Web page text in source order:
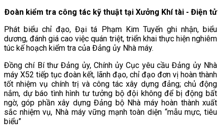
Đoàn kiểm tra công tác kỹ thuật tại Xưởng Khí tài - Điện tử
Phát biểu chỉ đạo, Đại tá Phạm Kim Tuyến ghi nhận, biểu
dương, đánh giá cao việc quán triệt, triển khai thực hiện nghiêm
túc kế hoạch kiểm tra của Đảng ủy Nhà máy.
Đồng chí Bí thư Đảng ủy, Chính ủy Cục yêu cầu Đảng ủy Nhà
máy X52 tiếp tục đoàn kết, lãnh đạo, chỉ đạo đơn vị hoàn thành
tốt nhiệm vụ chính trị và công tác xây dựng đảng; chủ động
nắm, dự báo tình hình tư tưởng bộ đội không để bị động bất
ngờ, góp phần xây dựng Đảng bộ Nhà máy hoàn thành xuất
sắc nhiệm vụ, Nhà máy vững mạnh toàn diện “mẫu mực, tiêu
biểu”